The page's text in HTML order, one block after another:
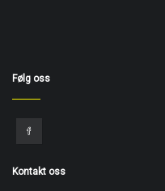
Følg oss
Kontakt oss